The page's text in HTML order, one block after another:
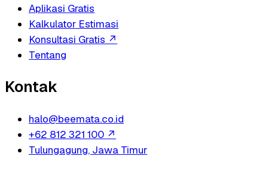
Aplikasi Gratis
Kalkulator Estimasi
Konsultasi Gratis ↗
Tentang
Kontak
halo@beemata.co.id
+62 812 321 100 ↗
Tulungagung, Jawa Timur